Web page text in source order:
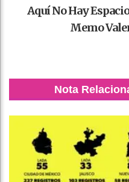
Aquí No Hay
Memo
Nota